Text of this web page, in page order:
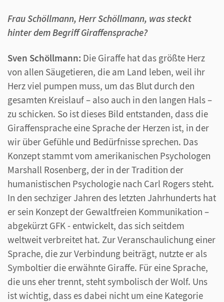
Frau Schöllmann, Herr Schöllmann, was steckt
hinter dem Begriff Giraffensprache?
Sven Schöllmann: Die Giraffe hat das größte Herz
von allen Säugetieren, die am Land leben, weil ihr
Herz viel pumpen muss, um das Blut durch den
gesamten Kreislauf – also auch in den langen Hals –
zu schicken. So ist dieses Bild entstanden, dass die
Giraffensprache eine Sprache der Herzen ist, in der
wir über Gefühle und Bedürfnisse sprechen. Das
Konzept stammt vom amerikanischen Psychologen
Marshall Rosenberg, der in der Tradition der
humanistischen Psychologie nach Carl Rogers steht.
In den sechziger Jahren des letzten Jahrhunderts hat
er sein Konzept der Gewaltfreien Kommunikation –
abgekürzt GFK - entwickelt, das sich seitdem
weltweit verbreitet hat. Zur Veranschaulichung einer
Sprache, die zur Verbindung beiträgt, nutzte er als
Symboltier die erwähnte Giraffe. Für eine Sprache,
die uns eher trennt, steht symbolisch der Wolf. Uns
ist wichtig, dass es dabei nicht um eine Kategorie